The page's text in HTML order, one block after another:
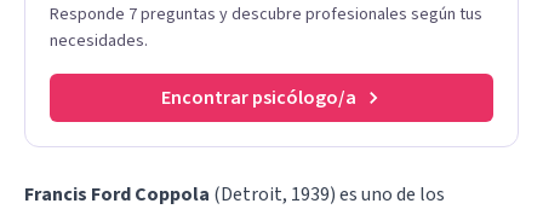
Responde 7 preguntas y descubre profesionales según tus
necesidades.
Encontrar psicólogo/a
Francis Ford Coppola (Detroit, 1939) es uno de los